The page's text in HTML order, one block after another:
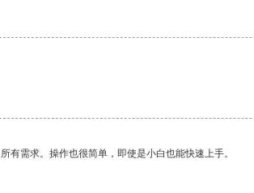
需求。操作也很简单，即使是小白也能快速上手。